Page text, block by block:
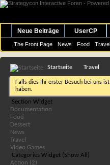
Neue Beiträge UserCP
The Front Page News Food Travel
Startseite Travel
Falls dies Ihr erster Besuch bei uns
haben.
Section Widget
Documentation
Food
Dessert
News
Travel
Video Games
Categories Widget (Show All)
Action (2)